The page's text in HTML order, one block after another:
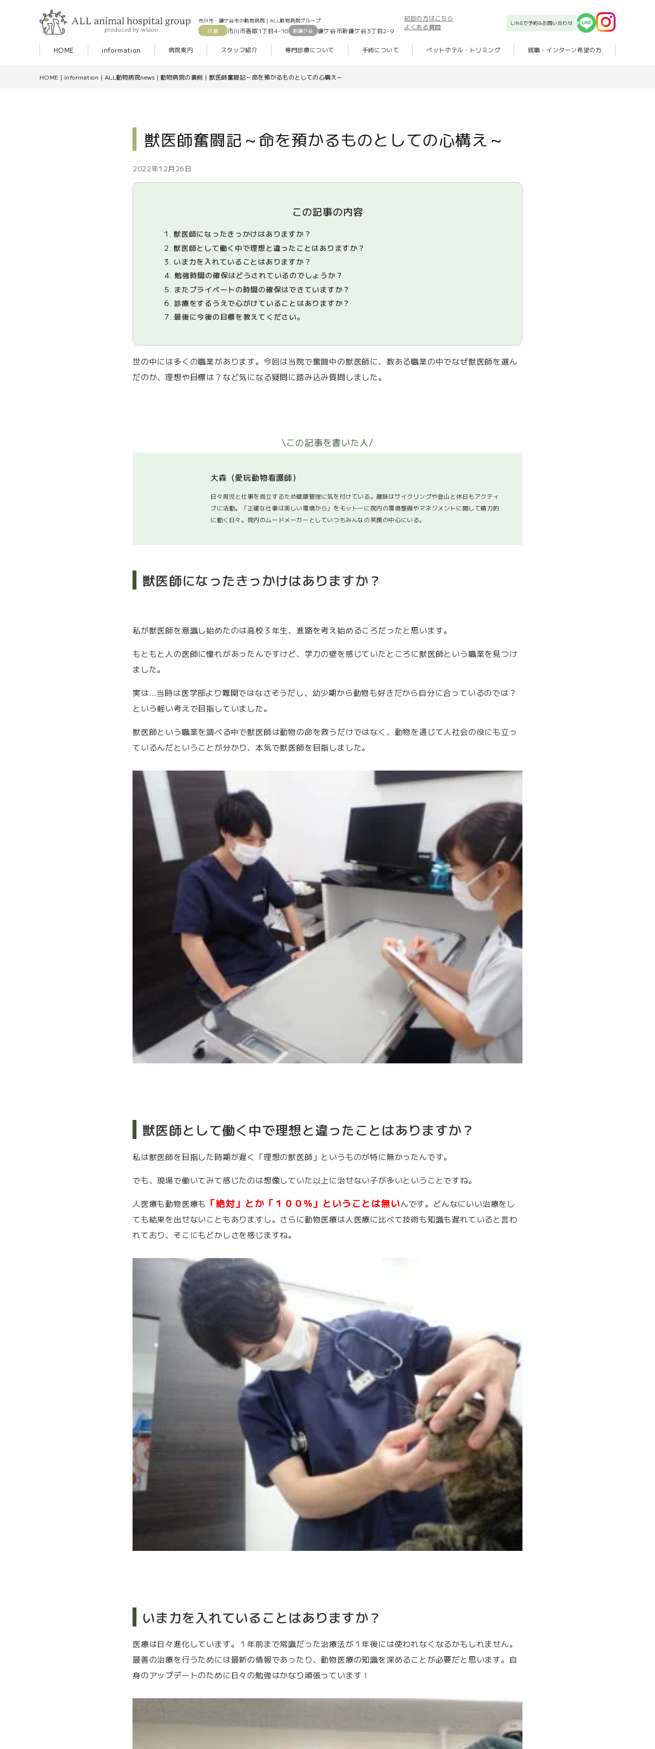
市川市・鎌ケ谷市の動物病院｜ALL動物病院グループ
行徳
市川市香取1丁目4-10 新鎌ケ谷 鎌ケ谷市新鎌ケ谷3丁目2-9
初診の方はこちら
よくある質問
LINEで予約&お問い合わせ
HOME information 病院案内 スタッフ紹介 専門診療について 手術について ペットホテル・トリミング 就職・インターン希望の方
HOME | information | ALL動物病院news | 動物病院の裏側 | 獣医師奮闘記～命を預かるものとしての心構え～
獣医師奮闘記～命を預かるものとしての心構え～
2022年12月26日
この記事の内容
1. 獣医師になったきっかけはありますか？
2. 獣医師として働く中で理想と違ったことはありますか？
3. いま力を入れていることはありますか？
4. 勉強時間の確保はどうされているのでしょうか？
5. またプライベートの時間の確保はできていますか？
6. 診療をするうえで心がけていることはありますか？
7. 最後に今後の目標を教えてください。
世の中には多くの職業があります。今回は当院で奮闘中の獣医師に、数ある職業の中でなぜ獣医師を選ん
だのか、理想や目標は？など気になる疑問に踏み込み質問しました。
\この記事を書いた人/
大森（愛玩動物看護師）
日々育児と仕事を両立するため健康管理に気を付けている。趣味はサイクリングや登山と休日もアクティ
ブに活動。「正確な仕事は美しい環境から」をモットーに院内の環境整備やマネジメントに関して精力的
に動く日々。院内のムードメーカーとしていつもみんなの笑顔の中心にいる。
獣医師になったきっかけはありますか？
私が獣医師を意識し始めたのは高校３年生、進路を考え始めるころだったと思います。
もともと人の医師に憧れがあったんですけど、学力の壁を感じていたところに獣医師という職業を見つけ
ました。
実は…当時は医学部より難関ではなさそうだし、幼少期から動物も好きだから自分に合っているのでは？
という軽い考えで目指していました。
獣医師という職業を調べる中で獣医師は動物の命を救うだけではなく、動物を通じて人社会の役にも立っ
ているんだということが分かり、本気で獣医師を目指しました。
獣医師として働く中で理想と違ったことはありますか？
私は獣医師を目指した時期が遅く「理想の獣医師」というものが特に無かったんです。
でも、現場で働いてみて感じたのは想像していた以上に治せない子が多いということですね。
人医療も動物医療も 「絶対」とか「１００％」ということは無いんです。どんなにいい治療をし
ても結果を出せないこともありますし。さらに動物医療は人医療に比べて技術も知識も遅れていると言わ
れており、そこにもどかしさを感じますね。
いま力を入れていることはありますか？
医療は日々進化しています。１年前まで常識だった治療法が１年後には使われなくなるかもしれません。
最善の治療を行うためには最新の情報であったり、動物医療の知識を深めることが必要だと思います。自
身のアップデートのために日々の勉強はかなり頑張っています！